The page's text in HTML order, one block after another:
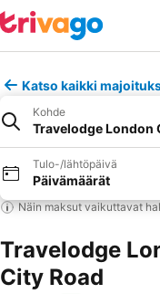
Katso kaikki
Kohde
Travelodge London
Tulo-/lähtöpäivä
Päivämäärät
Näin maksut vaikuttavat
Travelodge
City Road